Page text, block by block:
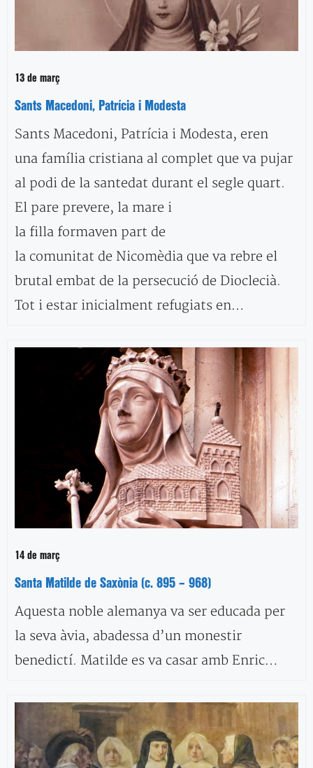
13 de març
Sants Macedoni, Patrícia i Modesta
Sants Macedoni, Patrícia i Modesta, eren
una família cristiana al complet que va pujar
al podi de la santedat durant el segle quart.
El pare prevere, la mare i
la filla formaven part de
la comunitat de Nicomèdia que va rebre el
brutal embat de la persecució de Dioclecià.
Tot i estar inicialment refugiats en…
14 de març
Santa Matilde de Saxònia (c. 895 – 968)
Aquesta noble alemanya va ser educada per
la seva àvia, abadessa d’un monestir
benedictí. Matilde es va casar amb Enric…